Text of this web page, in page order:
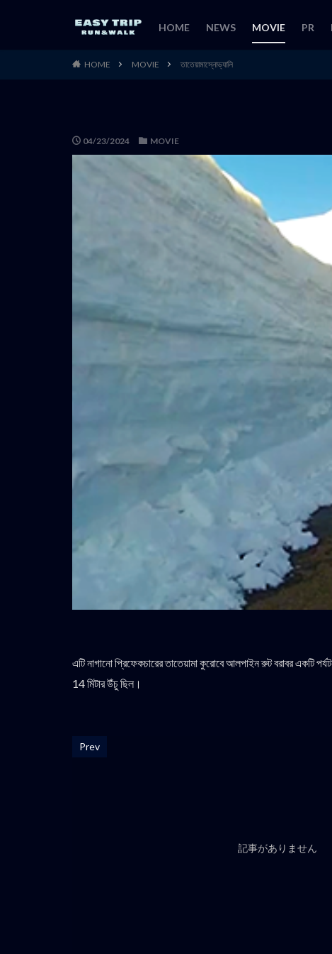
HOME NEWS MOVIE PR
HOME MOVIE তাতেয়ামাস্নোভ্যালি
04/23/2024 MOVIE
এটি নাগানো প্রিফেকচারের তাতেয়ামা কুরোবে আলপাইন রুট বরাবর একটি
14 মিটার উঁচু ছিল।
Prev
記事がありません